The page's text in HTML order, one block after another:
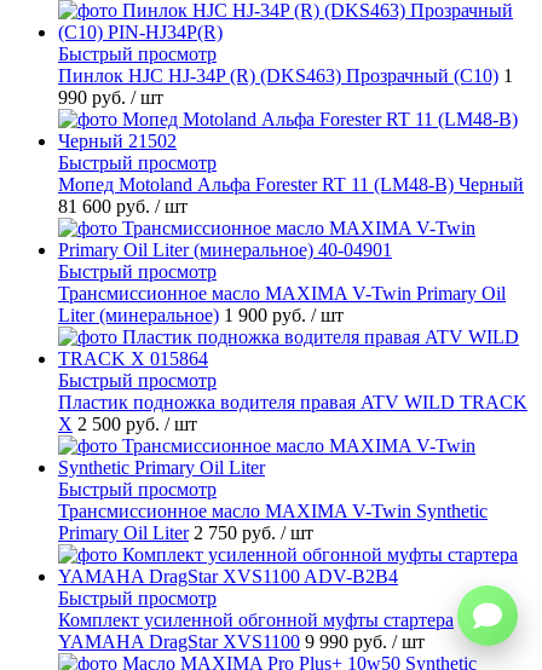
Быстрый просмотр
Пинлок HJC HJ-34P (R) (DKS463) Прозрачный (C10) 1
990 руб. / шт
Быстрый просмотр
Мопед Motoland Альфа Forester RT 11 (LM48-B) Черный
81 600 руб. / шт
Быстрый просмотр
Трансмиссионное масло MAXIMA V-Twin Primary Oil
Liter (минеральное) 1 900 руб. / шт
Быстрый просмотр
Пластик подножка водителя правая ATV WILD TRACK
X 2 500 руб. / шт
Быстрый просмотр
Трансмиссионное масло MAXIMA V-Twin Synthetic
Primary Oil Liter 2 750 руб. / шт
Быстрый просмотр
Комплект усиленной обгонной муфты стартера
YAMAHA DragStar XVS1100 9 990 руб. / шт